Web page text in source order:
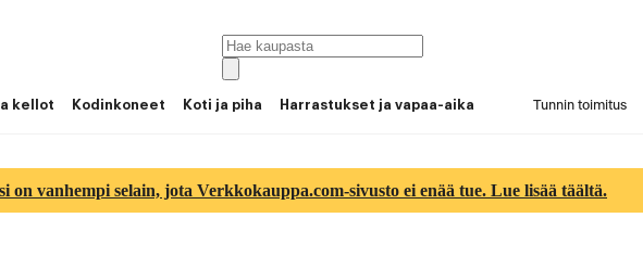
kellot Kodinkoneet Koti ja piha Harrastukset ja vapaa-aika Tunnin toimitus
on vanhempi selain, jota Verkkokauppa.com-sivusto ei enää tue. Lue lisää täältä.